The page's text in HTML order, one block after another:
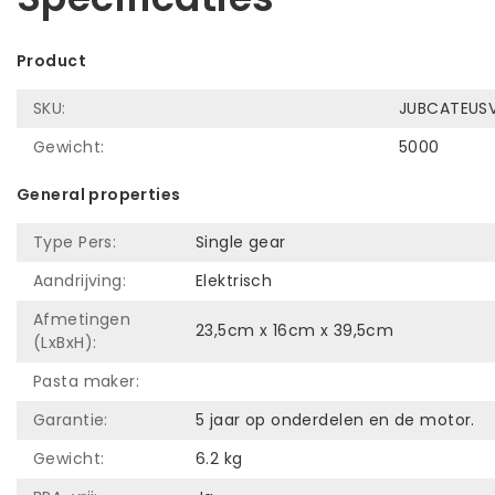
Product
SKU:
Gewicht:
5000
General properties
Type Pers:
Single gear
Aandrijving:
Elektrisch
Afmetingen
(LxBxH):
23,5cm x 16cm x 39,5cm
Pasta maker:
Garantie:
5 jaar op onderdelen en de motor.
Gewicht:
6.2 kg